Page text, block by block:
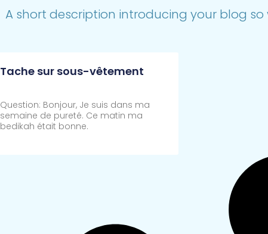
A short description introducing your blog
Tache sur sous-vêtement
Question: Bonjour, Je suis dans ma
semaine de pureté. Ce matin ma
bedikah était bonne.